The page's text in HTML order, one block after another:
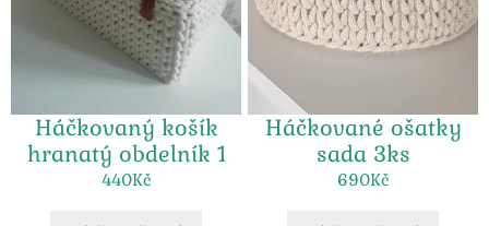
Háčkovaný košík
hranatý obdelník 1
440Kč
Háčkované ošatky
sada 3ks
690Kč